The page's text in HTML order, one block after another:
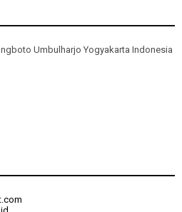
Umbulharjo Yogyakarta Indonesia